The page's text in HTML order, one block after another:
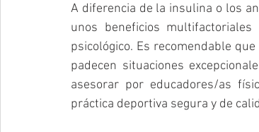
A diferencia de la insulina o los
unos beneficios
psicológico. Es recomendable
padecen situaciones
asesorar por educadores/as
práctica deportiva segura y de